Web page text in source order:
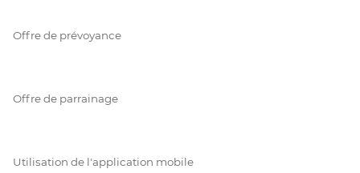
Offre de prévoyance
Offre de parrainage
Utilisation de l'application mobile